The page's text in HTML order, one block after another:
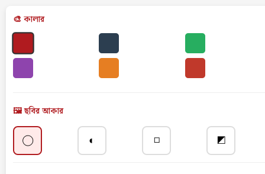
🎨 কালার
🖼️ ছবির আকার
◯ ◐ ◻ ◩